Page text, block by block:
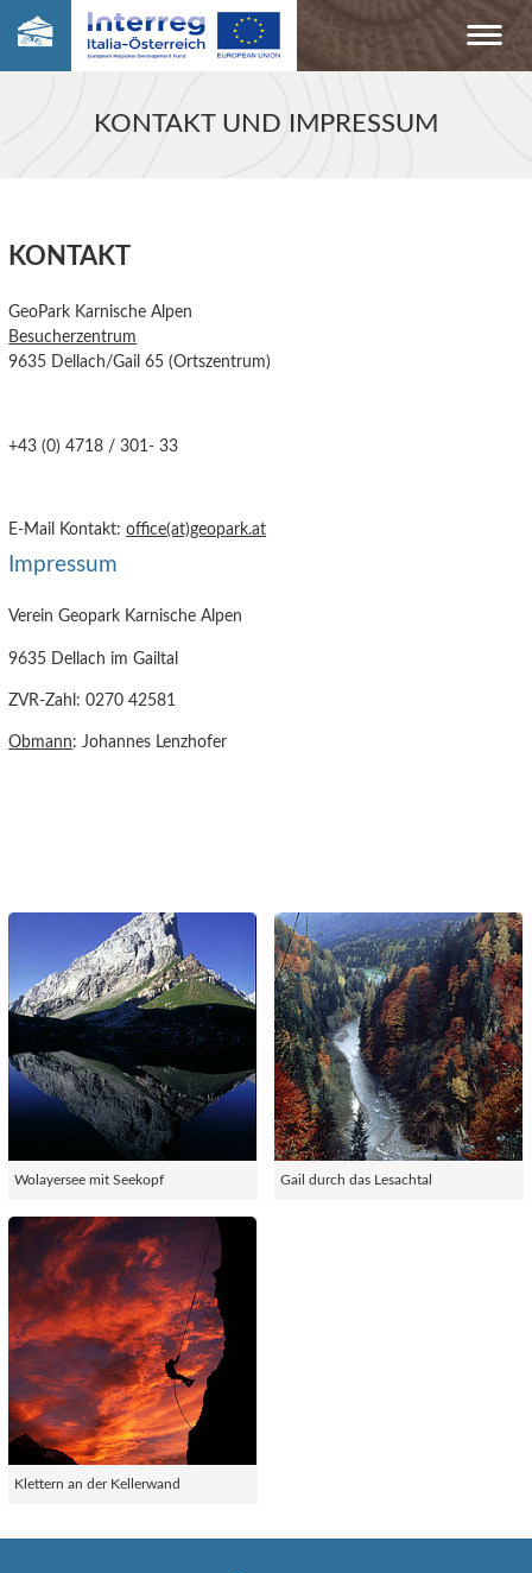
KONTAKT UND IMPRESSUM
KONTAKT
GeoPark Karnische Alpen
Besucherzentrum
9635 Dellach/Gail 65 (Ortszentrum)
+43 (0) 4718 / 301- 33
E-Mail Kontakt:office(at)geopark.at
Impressum
Verein Geopark Karnische Alpen
9635 Dellach im Gailtal
ZVR-Zahl: 0270 42581
Obmann: Johannes Lenzhofer
Wolayersee mit Seekopf Gail durch das Lesachtal
Klettern an der Kellerwand